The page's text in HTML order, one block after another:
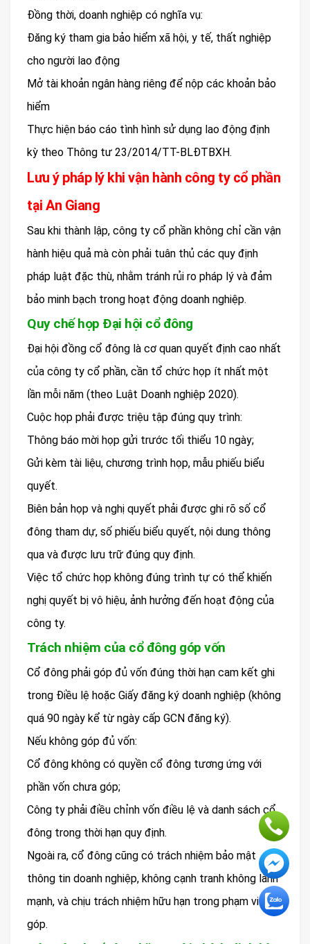
Đồng thời, doanh nghiệp có nghĩa vụ:
Đăng ký tham gia bảo hiểm xã hội, y tế, thất nghiệp
cho người lao động
Mở tài khoản ngân hàng riêng để nộp các khoản bảo
hiểm
Thực hiện báo cáo tình hình sử dụng lao động định
kỳ theo Thông tư 23/2014/TT-BLĐTBXH.
Lưu ý pháp lý khi vận hành công ty cổ phần
tại An Giang
Sau khi thành lập, công ty cổ phần không chỉ cần vận
hành hiệu quả mà còn phải tuân thủ các quy định
pháp luật đặc thù, nhằm tránh rủi ro pháp lý và đảm
bảo minh bạch trong hoạt động doanh nghiệp.
Quy chế họp Đại hội cổ đông
Đại hội đồng cổ đông là cơ quan quyết định cao nhất
của công ty cổ phần, cần tổ chức họp ít nhất một
lần mỗi năm (theo Luật Doanh nghiệp 2020).
Cuộc họp phải được triệu tập đúng quy trình:
Thông báo mời họp gửi trước tối thiểu 10 ngày;
Gửi kèm tài liệu, chương trình họp, mẫu phiếu biểu
quyết.
Biên bản họp và nghị quyết phải được ghi rõ số cổ
đông tham dự, số phiếu biểu quyết, nội dung thông
qua và được lưu trữ đúng quy định.
Việc tổ chức họp không đúng trình tự có thể khiến
nghị quyết bị vô hiệu, ảnh hưởng đến hoạt động của
công ty.
Trách nhiệm của cổ đông góp vốn
Cổ đông phải góp đủ vốn đúng thời hạn cam kết ghi
trong Điều lệ hoặc Giấy đăng ký doanh nghiệp (không
quá 90 ngày kể từ ngày cấp GCN đăng ký).
Nếu không góp đủ vốn:
Cổ đông không có quyền cổ đông tương ứng với
phần vốn chưa góp;
Công ty phải điều chỉnh vốn điều lệ và danh sách cổ
đông trong thời hạn quy định.
Ngoài ra, cổ đông cũng có trách nhiệm bảo mật
thông tin doanh nghiệp, không cạnh tranh không lành
mạnh, và chịu trách nhiệm hữu hạn trong phạm vi vốn
góp.